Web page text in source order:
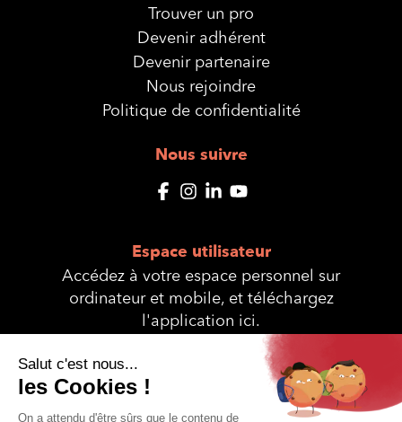
Trouver un pro
Devenir adhérent
Devenir partenaire
Nous rejoindre
Politique de confidentialité
Nous suivre
Espace utilisateur
Accédez à votre espace personnel sur
ordinateur et mobile, et téléchargez
l'application ici.